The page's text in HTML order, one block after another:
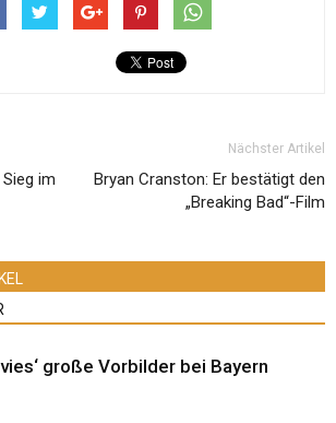
im
Nächster Artikel
Bryan Cranston: Er bestätigt den
„Breaking Bad“-Film
große Vorbilder bei Bayern